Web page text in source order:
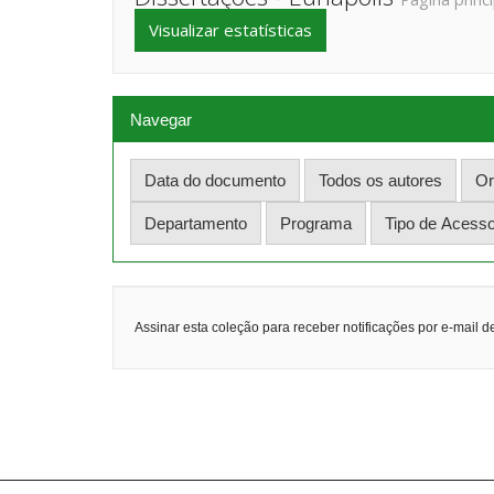
Visualizar estatísticas
Navegar
Assinar esta coleção para receber notificações por e-mail